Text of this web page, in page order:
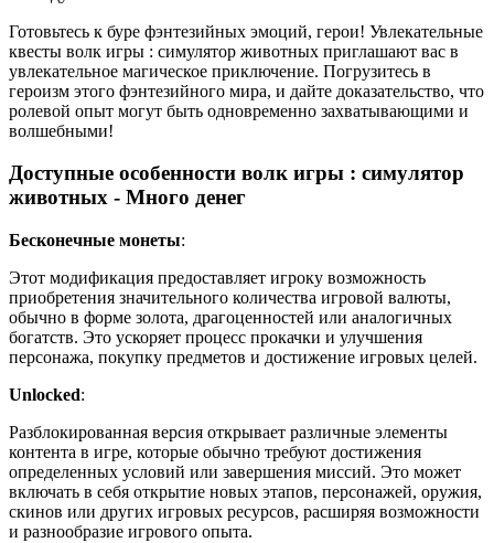
Готовьтесь к буре фэнтезийных эмоций, герои! Увлекательные
квесты волк игры : симулятор животных приглашают вас в
увлекательное магическое приключение. Погрузитесь в
героизм этого фэнтезийного мира, и дайте доказательство, что
ролевой опыт могут быть одновременно захватывающими и
волшебными!
Доступные особенности волк игры : симулятор
животных - Много денег
Бесконечные монеты:
Этот модификация предоставляет игроку возможность
приобретения значительного количества игровой валюты,
обычно в форме золота, драгоценностей или аналогичных
богатств. Это ускоряет процесс прокачки и улучшения
персонажа, покупку предметов и достижение игровых целей.
Unlocked:
Разблокированная версия открывает различные элементы
контента в игре, которые обычно требуют достижения
определенных условий или завершения миссий. Это может
включать в себя открытие новых этапов, персонажей, оружия,
скинов или других игровых ресурсов, расширяя возможности
и разнообразие игрового опыта.